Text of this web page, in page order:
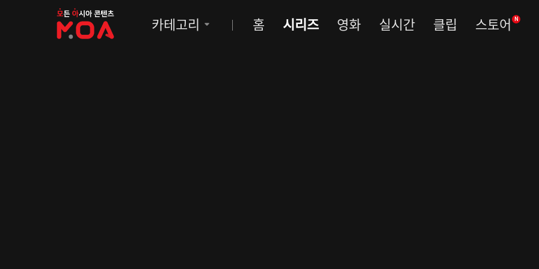
MOA
카테고리 홈 시리즈 영화 실시간 클립 스토어 N